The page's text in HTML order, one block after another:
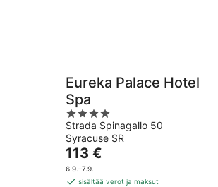
Eureka Palace Hotel
Spa
4
out
of
5
Strada Spinagallo 50
Syracuse SR
Hinta
on
113 €
113 €
6.9.–7.9.
sisältää verot ja maksut